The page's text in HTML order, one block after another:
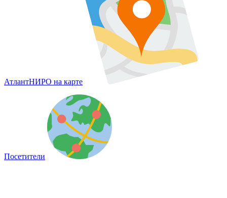
АтлантНИРО на карте
Посетители